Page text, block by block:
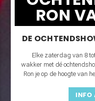
RON
DE
Elke zaterdag van 8
wakker met dé ochtendshow van
Ron je op de hoogte van
INFO